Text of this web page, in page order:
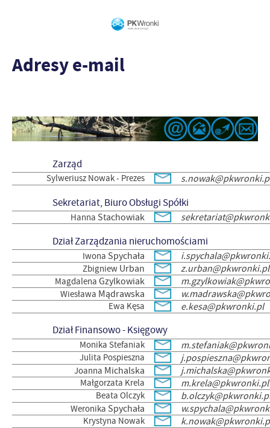
Adresy e-mail
Zarząd
Sylweriusz Nowak - Prezes
Sekretariat, Biuro Obsługi Spółki
Hanna Stachowiak
Dział Zarządzania nieruchomościami
Iwona Spychała
Zbigniew Urban z.urban@pkwronki.pl
Magdalena Gzylkowiak
Wiesława Mądrawska
Ewa Kęsa e.kesa@pkwronki.pl
Dział Finansowo - Księgowy
Monika Stefaniak
Julita Pospieszna
Joanna Michalska
Małgorzata Krela m.krela@pkwronki.pl
Beata Olczyk
Weronika Spychała
Krystyna Nowak